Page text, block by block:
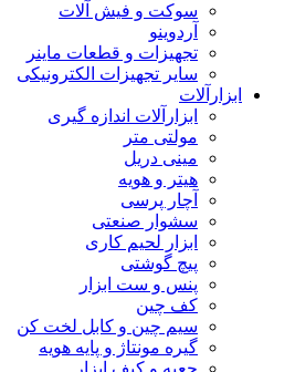
سوکت و فیش آلات
آردوینو
تجهیزات و قطعات ماینر
سایر تجهیزات الکترونیکی
ابزارآلات
ابزارآلات اندازه گیری
مولتی متر
مینی دریل
هیتر و هویه
آچار پرسی
سشوار صنعتی
ابزار لحیم کاری
پیچ گوشتی
پنس و ست ابزار
کف چین
سیم چین و کابل لخت کن
گیره مونتاژ و پایه هویه
جعبه و کیف ابزار